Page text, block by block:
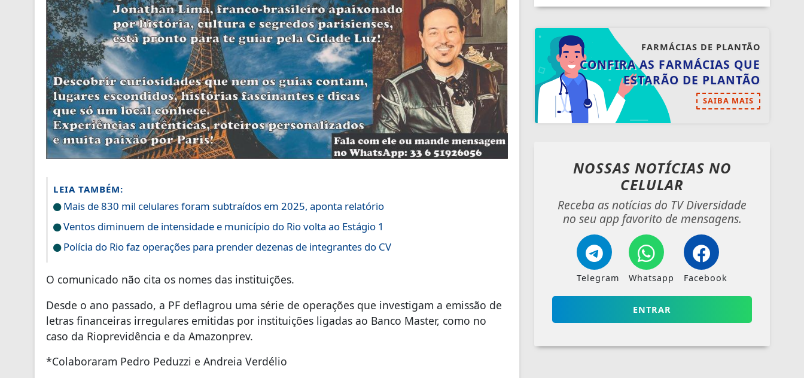
LEIA TAMBÉM:
Mais de 830 mil celulares foram subtraídos em 2025, aponta relatório
Ventos diminuem de intensidade e município do Rio volta ao Estágio 1
Polícia do Rio faz operações para prender dezenas de integrantes do CV
O comunicado não cita os nomes das instituições.
Desde o ano passado, a PF deflagrou uma série de operações que investigam a emissão de
letras financeiras irregulares emitidas por instituições ligadas ao Banco Master, como no
caso da Rioprevidência e da Amazonprev.
*Colaboraram Pedro Peduzzi e Andreia Verdélio
FARMÁCIAS DE PLANTÃO
CONFIRA AS FARMÁCIAS QUE
ESTARÃO DE PLANTÃO
SAIBA MAIS
NOSSAS NOTÍCIAS NO
CELULAR
Receba as notícias do TV Diversidade
no seu app favorito de mensagens.
Telegram Whatsapp Facebook
ENTRAR